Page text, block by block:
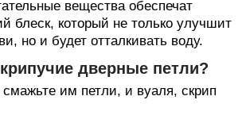
вещества обеспечат
блеск, который не только улучшит
но и будет отталкивать воду.
дверные петли?
смажьте им петли, и вуаля, скрип